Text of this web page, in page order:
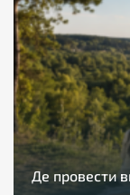
Де провести